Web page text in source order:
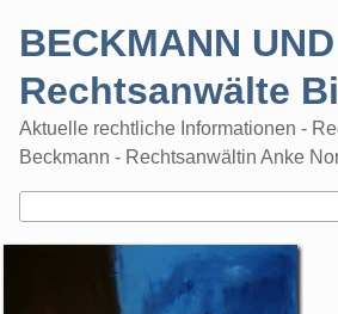
BECKMANN
Rechtsanwälte
Aktuelle rechtliche Informationen -
Beckmann - Rechtsanwältin Anke